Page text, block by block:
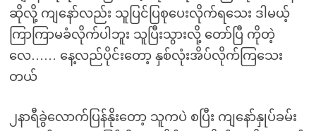
ဆိုလို့ ကျနော်လည်း သူပြင်ပြစုပေးလိုက်ရသေး ဒါမယ့်
ကြာကြာမခံလိုက်ပါဘူး သူပြီးသွားလို့ တော်ပြီ ကိုတဲ့
လေ…… နေ့လည်ပိုင်းတော့ နှစ်လုံးအိပ်လိုက်ကြသေး
တယ်
၂နာရီခွဲလောက်ပြန်နိုးတော့ သူကပဲ စပြီး ကျနော်နှုပ်ခမ်း